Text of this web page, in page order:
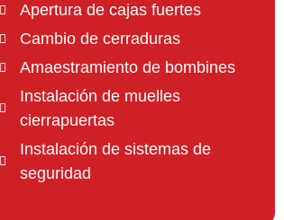
Apertura de cajas fuertes
Cambio de cerraduras
Amaestramiento de bombines
Instalación de muelles
cierrapuertas
Instalación de sistemas de
seguridad